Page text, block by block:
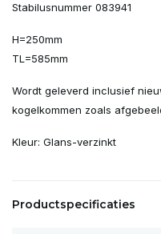
Stabilusnummer 083941
H=250mm
TL=585mm
Wordt geleverd inclusief
kogelkommen zoals
Kleur: Glans-verzinkt
Productspecificaties